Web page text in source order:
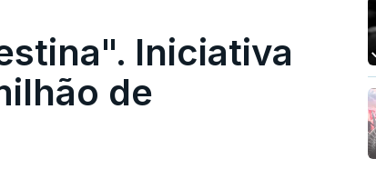
Iniciativa
de